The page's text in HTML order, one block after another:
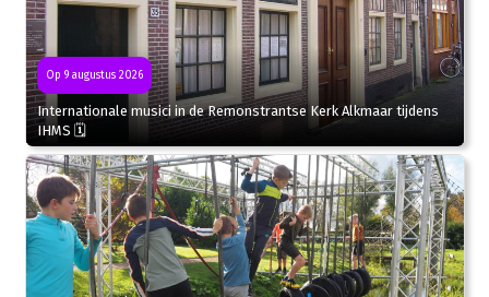
Op 9 augustus 2026
Internationale musici in de Remonstrantse Kerk Alkmaar tijdens
IHMS 🗓